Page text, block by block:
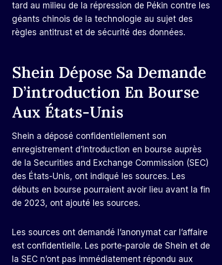
tard au milieu de la répression de Pékin contre les
géants chinois de la technologie au sujet des
règles antitrust et de sécurité des données.
Shein Dépose Sa Demande
D’introduction En Bourse
Aux États-Unis
Shein a déposé confidentiellement son
enregistrement d’introduction en bourse auprès
de la Securities and Exchange Commission (SEC)
des États-Unis, ont indiqué les sources. Les
débuts en bourse pourraient avoir lieu avant la fin
de 2023, ont ajouté les sources.
Les sources ont demandé l’anonymat car l’affaire
est confidentielle. Les porte-parole de Shein et de
la SEC n’ont pas immédiatement répondu aux